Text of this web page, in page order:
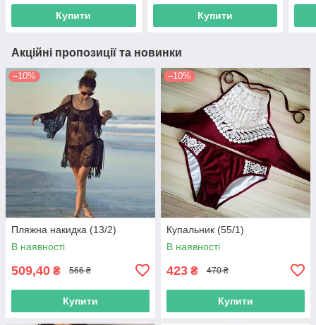
Купити Купити
Акційні пропозиції та новинки
–10%
Пляжна накидка (13/2)
В наявності
509,40 ₴ 566 ₴
Купити
–10%
Купальник (55/1)
В наявності
423 ₴ 470 ₴
Купити